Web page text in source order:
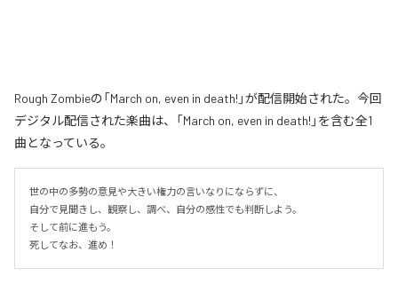
Rough Zombieの「March on, even in death!」が配信開始された。今回
デジタル配信された楽曲は、「March on, even in death!」を含む全1
曲となっている。
世の中の多勢の意見や大きい権力の言いなりにならずに、
自分で見聞きし、観察し、調べ、自分の感性でも判断しよう。
そして前に進もう。
死してなお、進め！